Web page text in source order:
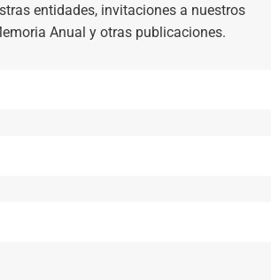
entidades, invitaciones a nuestros
Anual y otras publicaciones.